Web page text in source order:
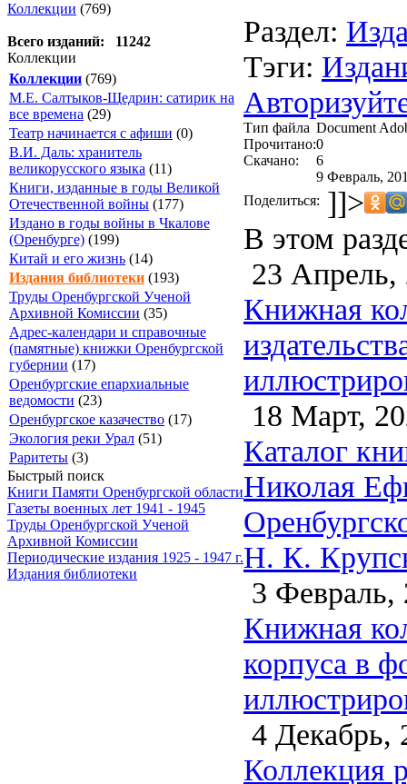
Коллекции (769)
Всего изданий: 11242
Коллекции
Коллекции (769)
М.Е. Салтыков-Щедрин: сатирик на
все времена (29)
Театр начинается с афиши (0)
В.И. Даль: хранитель
великорусского языка (11)
Книги, изданные в годы Великой
Отечественной войны (177)
Издано в годы войны в Чкалове
(Оренбурге) (199)
Китай и его жизнь (14)
Издания библиотеки (193)
Труды Оренбургской Ученой
Архивной Комиссии (35)
Адрес-календари и справочные
(памятные) книжки Оренбургской
губернии (17)
Оренбургские епархиальные
ведомости (23)
Оренбургское казачество (17)
Экология реки Урал (51)
Раритеты (3)
Быстрый поиск
Книги Памяти Оренбургской области
Газеты военных лет 1941 - 1945
Труды Оренбургской Ученой
Архивной Комиссии
Периодические издания 1925 - 1947 г.
Издания библиотеки
Раздел:
Тэги:
Тип файла Document
Прочитано:0
Скачано:
6
9 Февраль,
Поделиться: ]]>
В этом
23 Апрель,
Книжная
18 Март,
Каталог
Николая
Н. К.
3 Февраль,
Книжная
корпуса в
4 Декабрь,
Коллекция